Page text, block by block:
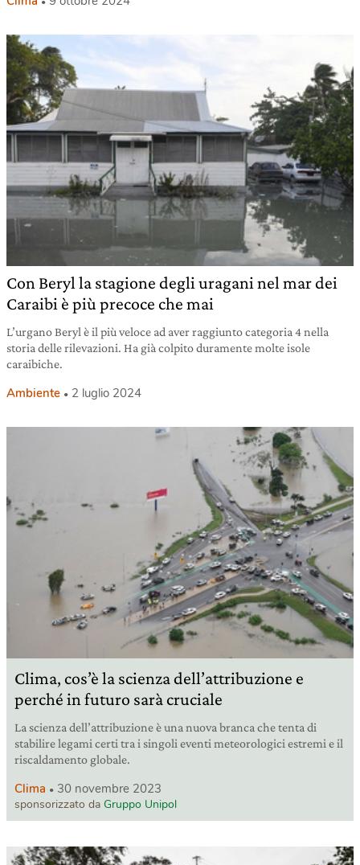
Con Beryl la stagione degli uragani nel mar dei
Caraibi è più precoce che mai
L’urgano Beryl è il più veloce ad aver raggiunto categoria 4 nella
storia delle rilevazioni. Ha già colpito duramente molte isole
caraibiche.
Ambiente 2 luglio 2024
Clima, cos’è la scienza dell’attribuzione e
perché in futuro sarà cruciale
La scienza dell’attribuzione è una nuova branca che tenta di
stabilire legami certi tra i singoli eventi meteorologici estremi e il
riscaldamento globale.
Clima 30 novembre 2023
sponsorizzato da Gruppo Unipol